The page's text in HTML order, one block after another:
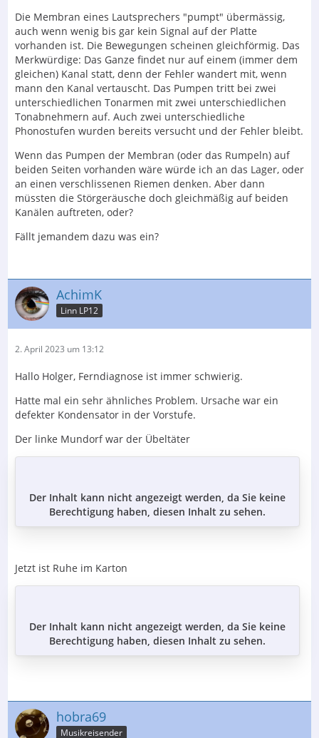
Die Membran eines Lautsprechers "pumpt" übermässig,
auch wenn wenig bis gar kein Signal auf der Platte
vorhanden ist. Die Bewegungen scheinen gleichförmig. Das
Merkwürdige: Das Ganze findet nur auf einem (immer dem
gleichen) Kanal statt, denn der Fehler wandert mit, wenn
mann den Kanal vertauscht. Das Pumpen tritt bei zwei
unterschiedlichen Tonarmen mit zwei unterschiedlichen
Tonabnehmern auf. Auch zwei unterschiedliche
Phonostufen wurden bereits versucht und der Fehler bleibt.
Wenn das Pumpen der Membran (oder das Rumpeln) auf
beiden Seiten vorhanden wäre würde ich an das Lager, oder
an einen verschlissenen Riemen denken. Aber dann
müssten die Störgeräusche doch gleichmäßig auf beiden
Kanälen auftreten, oder?
Fällt jemandem dazu was ein?
AchimK
Linn LP12
2. April 2023 um 13:12
Hallo Holger, Ferndiagnose ist immer schwierig.
Hatte mal ein sehr ähnliches Problem. Ursache war ein
defekter Kondensator in der Vorstufe.
Der linke Mundorf war der Übeltäter
Der Inhalt kann nicht angezeigt werden, da Sie keine
Berechtigung haben, diesen Inhalt zu sehen.
Jetzt ist Ruhe im Karton
Der Inhalt kann nicht angezeigt werden, da Sie keine
Berechtigung haben, diesen Inhalt zu sehen.
hobra69
Musikreisender